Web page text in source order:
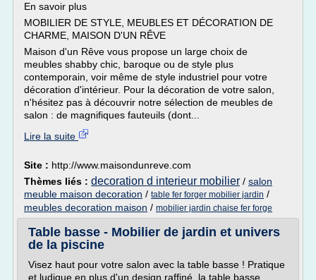
En savoir plus
MOBILIER DE STYLE, MEUBLES ET DÉCORATION DE
CHARME, MAISON D'UN RÊVE
Maison d'un Rêve vous propose un large choix de
meubles shabby chic, baroque ou de style plus
contemporain, voir même de style industriel pour votre
décoration d'intérieur. Pour la décoration de votre salon,
n'hésitez pas à découvrir notre sélection de meubles de
salon : de magnifiques fauteuils (dont...
Lire la suite
Site : http://www.maisondunreve.com
Thèmes liés : decoration d interieur mobilier / salon
meuble maison decoration / table fer forger mobilier jardin /
meubles decoration maison / mobilier jardin chaise fer forge
Table basse - Mobilier de jardin et univers
de la piscine
Visez haut pour votre salon avec la table basse ! Pratique
et ludique en plus d'un design raffiné, la table basse